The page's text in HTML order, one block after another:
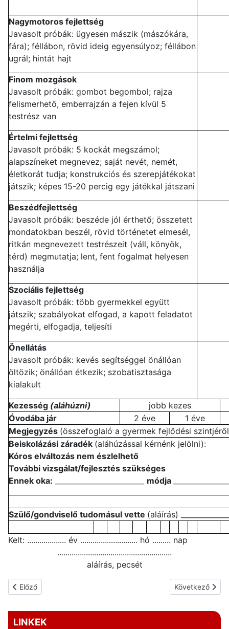
LINKEK
Nagymotoros fejlettség
Javasolt próbák: ügyesen mászik (mászókára,
fára); féllábon, rövid ideig egyensúlyoz; féllábon
ugrál; hintát hajt
Finom mozgások
Javasolt próbák: gombot begombol; rajza
felismerhető, emberrajzán a fejen kívül 5
testrész van
Értelmi fejlettség
Javasolt próbák: 5 kockát megszámol;
alapszíneket megnevez; saját nevét, nemét,
életkorát tudja; konstrukciós és szerepjátékokat
játszik; képes 15-20 percig egy játékkal játszani
Beszédfejlettség
Javasolt próbák: beszéde jól érthető; összetett
mondatokban beszél, rövid történetet elmesél,
ritkán megnevezett testrészeit (váll, könyök,
térd) megmutatja; lent, fent fogalmat helyesen
használja
Szociális fejlettség
Javasolt próbák: több gyermekkel együtt
játszik; szabályokat elfogad, a kapott feladatot
megérti, elfogadja, teljesíti
Önellátás
Javasolt próbák: kevés segítséggel önállóan
öltözik; önállóan étkezik; szobatisztasága
kialakult
Kezesség (aláhúzni)
jobb kezes
Óvodába jár
2 éve 1 éve
Megjegyzés (összefoglaló a gyermek fejlődési
Beiskolázási záradék (aláhúzással kérnénk jelölni):
Kóros elváltozás nem észlelhető
További vizsgálat/fejlesztés szükséges
Ennek oka:
módja
Szülő/gondviselő tudomásul vette (aláírás)
Kelt: ................... év ............................ hó ......... nap
........................................................
aláírás, pecsét
Előző cikk: 14/1994. MKM rendeletéből: képzési kötelezettség
Előző Következő
Következő